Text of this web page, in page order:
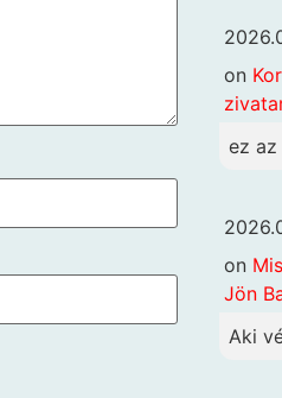
on
ez az
on
Jön
Aki